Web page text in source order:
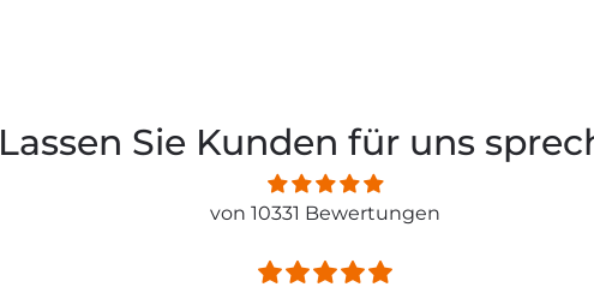
Lassen Sie Kunden für uns
von 10331 Bewertungen